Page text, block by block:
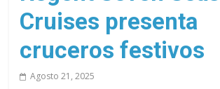
en
solo
Cruises presenta
cruceros festivos
Agosto 21, 2025